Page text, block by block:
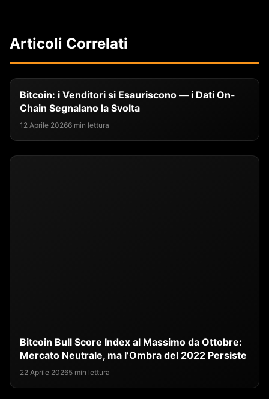
Articoli Correlati
Bitcoin: i Venditori si Esauriscono — i Dati On-
Chain Segnalano la Svolta
12 Aprile 20266 min lettura
Bitcoin Bull Score Index al Massimo da Ottobre:
Mercato Neutrale, ma l’Ombra del 2022 Persiste
22 Aprile 20265 min lettura